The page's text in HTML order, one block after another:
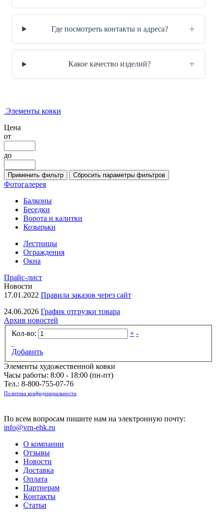
Где посмотреть контакты и адреса? +
Какое качество изделий? +
Элементы ковки
Цена
от
до
Фотогалерея
Балконы
Беседки
Ворота и калитки
Козырьки
Лестницы
Ограждения
Окна
Прайс-лист
Новости
17.01.2022 Правила заказов через сайт
24.06.2026 График отгрузки товара
Архив новостей
Кол-во:
+ -
Добавить
Элементы художественной ковки
Часы работы: 8:00 - 18:00 (пн-пт)
Тел.: 8-800-755-07-76
Политика конфиденциальности
По всем вопросам пишите нам на электронную почту:
info@vrn-ehk.ru
О компании
Отзывы
Новости
Доставка
Оплата
Партнерам
Контакты
Статьи